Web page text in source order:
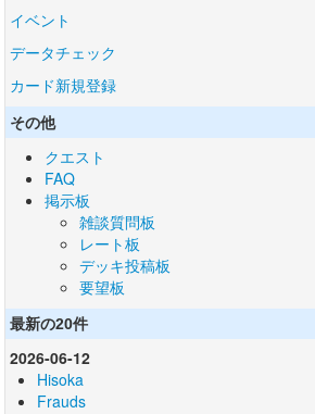
イベント
データチェック
カード新規登録
その他
クエスト
FAQ
掲示板
雑談質問板
レート板
デッキ投稿板
要望板
最新の20件
2026-06-12
Hisoka
Frauds